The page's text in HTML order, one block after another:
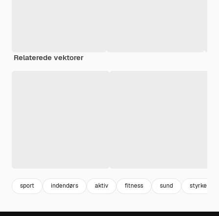
Relaterede vektorer
sport indendørs aktiv fitness sund styrke